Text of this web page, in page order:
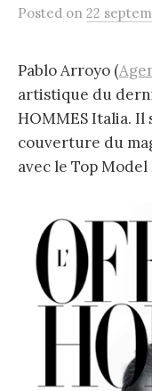
Posted on 22
Pablo Arroyo (
artistique du
HOMMES Italia. Il
couverture du
avec le Top Model